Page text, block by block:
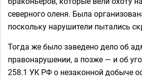
северного оленя. Была
поскольку нарушители пытались
Тогда же было заведено дело об
правонарушении, а позже — и об
258.1 УК РФ о незаконной добыче